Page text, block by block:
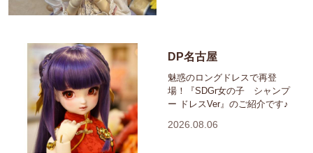
DP名古屋
魅惑のロングドレスで再登
場！『SDGr女の子 シャンプ
ー ドレスVer』のご紹介です♪
2026.08.06